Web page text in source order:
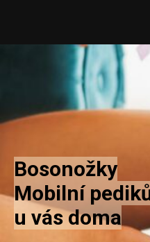
Bosonožky
Mobilní
u vás doma